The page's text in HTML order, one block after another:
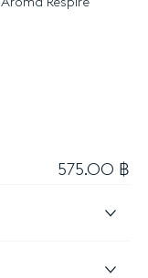
Aroma Respire
575.00 ฿